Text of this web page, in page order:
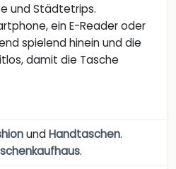
und Städtetrips.
ein E-Reader oder
spielend hinein und die
damit die Tasche
undHandtaschen.
.